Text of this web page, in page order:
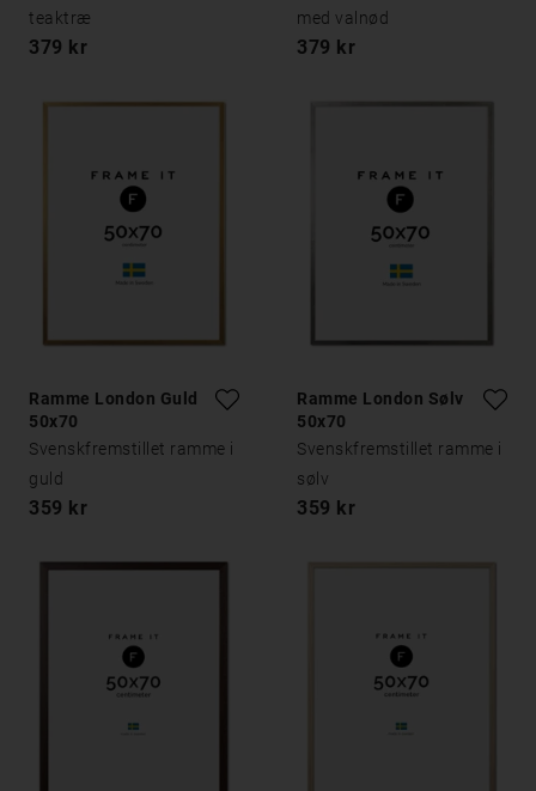
teaktræ
379 kr
med valnød
379 kr
Ramme London Guld
50x70
Svenskfremstillet ramme i
guld
359 kr
Ramme London Sølv
50x70
Svenskfremstillet ramme i
sølv
359 kr